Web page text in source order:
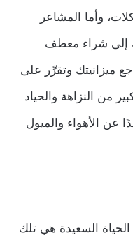
وأما المشاعر
إلى شراء معطف
ميزانيتك وتقرِّر على
من النزاهة والحياد
عن الأهواء والميول
السعيدة هي تلك